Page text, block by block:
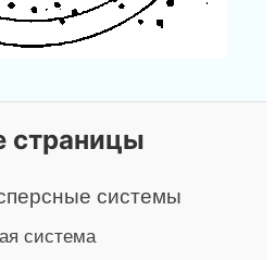
страницы
системы
система